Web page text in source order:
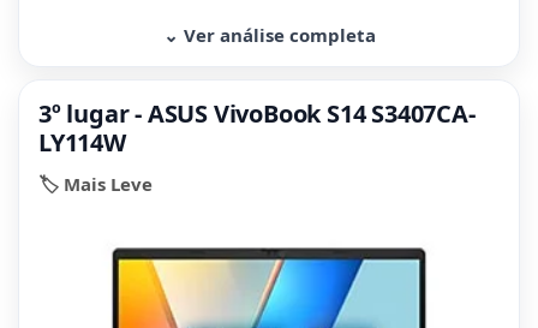
⌄ Ver análise completa
3º lugar - ASUS VivoBook S14 S3407CA-
LY114W
🏷️ Mais Leve